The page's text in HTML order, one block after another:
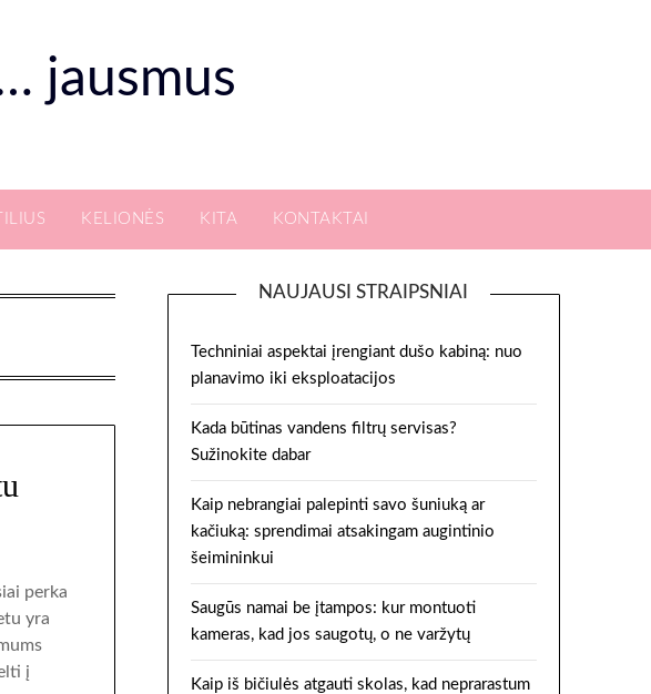
jausmus
KELIONĖS KITA KONTAKTAI
perka
yra
į
NAUJAUSI STRAIPSNIAI
Techniniai aspektai įrengiant dušo kabiną: nuo
planavimo iki eksploatacijos
Kada būtinas vandens filtrų servisas?
Sužinokite dabar
Kaip nebrangiai palepinti savo šuniuką ar
kačiuką: sprendimai atsakingam augintinio
šeimininkui
Saugūs namai be įtampos: kur montuoti
kameras, kad jos saugotų, o ne varžytų
Kaip iš bičiulės atgauti skolas, kad neprarastum